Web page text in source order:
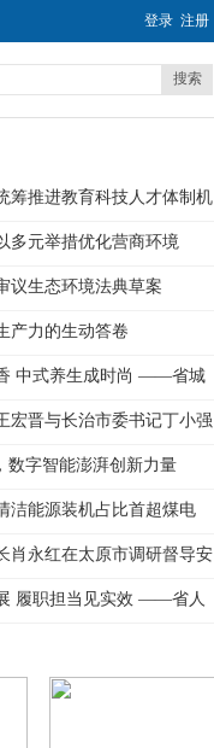
登录 注册
搜索
筹推进教育科技人才体制机
多元举措优化营商环境
议生态环境法典草案
产力的生动答卷
中式养生成时尚 ——省城
宏晋与长治市委书记丁小强
数字智能澎湃创新力量
洁能源装机占比首超煤电
肖永红在太原市调研督导安
履职担当见实效 ——省人